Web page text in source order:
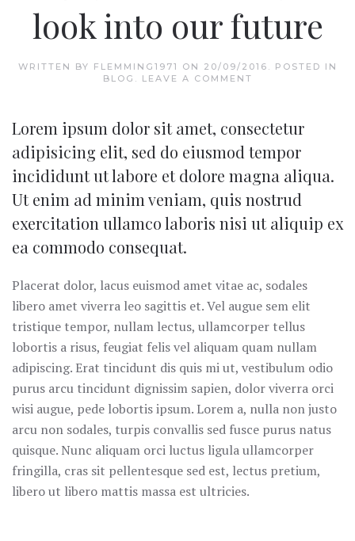
look into our future
WRITTEN BY FLEMMING1971 ON 20/09/2016 . POSTED IN
BLOG . LEAVE A COMMENT
Lorem ipsum dolor sit amet, consectetur
adipisicing elit, sed do eiusmod tempor
incididunt ut labore et dolore magna aliqua.
Ut enim ad minim veniam, quis nostrud
exercitation ullamco laboris nisi ut aliquip ex
ea commodo consequat.
Placerat dolor, lacus euismod amet vitae ac, sodales
libero amet viverra leo sagittis et. Vel augue sem elit
tristique tempor, nullam lectus, ullamcorper tellus
lobortis a risus, feugiat felis vel aliquam quam nullam
adipiscing. Erat tincidunt dis quis mi ut, vestibulum odio
purus arcu tincidunt dignissim sapien, dolor viverra orci
wisi augue, pede lobortis ipsum. Lorem a, nulla non justo
arcu non sodales, turpis convallis sed fusce purus natus
quisque. Nunc aliquam orci luctus ligula ullamcorper
fringilla, cras sit pellentesque sed est, lectus pretium,
libero ut libero mattis massa est ultricies.